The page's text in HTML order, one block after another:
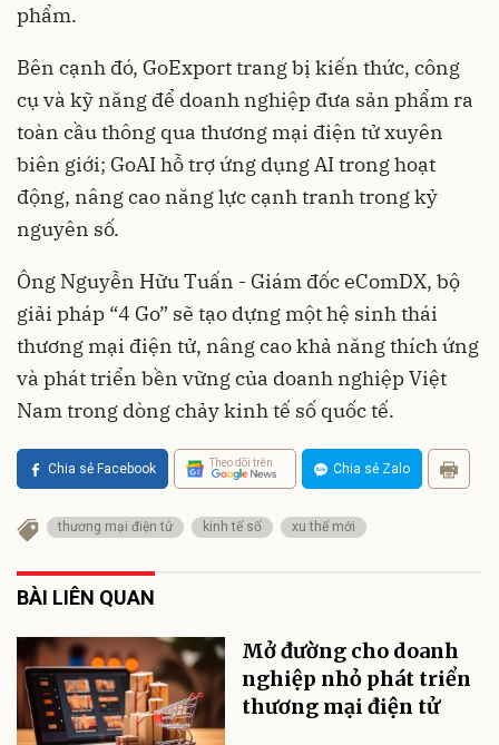
phẩm.
Bên cạnh đó, GoExport trang bị kiến thức, công
cụ và kỹ năng để doanh nghiệp đưa sản phẩm ra
toàn cầu thông qua thương mại điện tử xuyên
biên giới; GoAI hỗ trợ ứng dụng AI trong hoạt
động, nâng cao năng lực cạnh tranh trong kỷ
nguyên số.
Ông Nguyễn Hữu Tuấn - Giám đốc eComDX, bộ
giải pháp “4 Go” sẽ tạo dựng một hệ sinh thái
thương mại điện tử, nâng cao khả năng thích ứng
và phát triển bền vững của doanh nghiệp Việt
Nam trong dòng chảy kinh tế số quốc tế.
Chia sẻ Facebook Theo dõi trên Chia sẻ Zalo
thương mại điện tử kinh tế số xu thế mới
BÀI LIÊN QUAN
Mở đường cho doanh
nghiệp nhỏ phát triển
thương mại điện tử